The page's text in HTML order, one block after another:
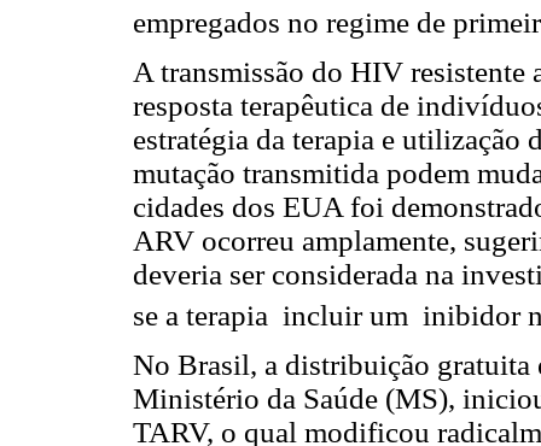
empregados no regime de
A transmissão do HIV resistente
resposta terapêutica de
estratégia da terapia e utilização
mutação transmitida podem
cidades dos EUA foi
ARV ocorreu amplamente,
deveria ser considerada na
se a terapia incluir um inibidor
No Brasil, a distribuição gratuita
Ministério da Saúde (MS),
TARV, o qual modificou